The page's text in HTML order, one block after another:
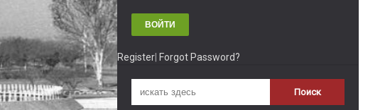
Register Forgot Password?